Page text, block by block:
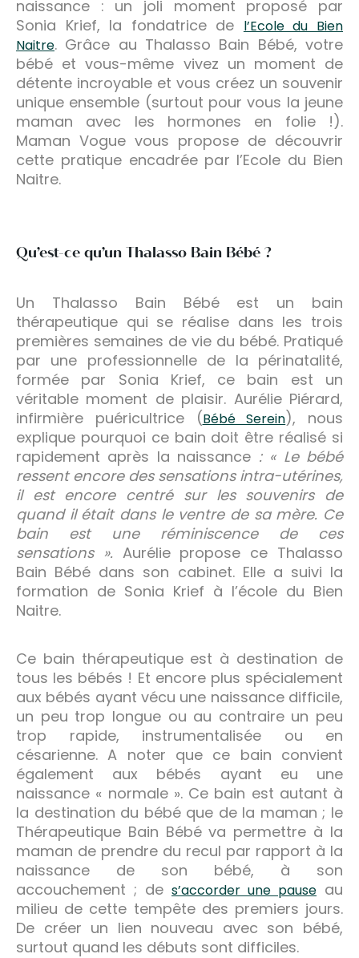
naissance : un joli moment proposé par
Sonia Krief, la fondatrice de l’Ecole du Bien
Naitre. Grâce au Thalasso Bain Bébé, votre
bébé et vous-même vivez un moment de
détente incroyable et vous créez un souvenir
unique ensemble (surtout pour vous la jeune
maman avec les hormones en folie !).
Maman Vogue vous propose de découvrir
cette pratique encadrée par l’Ecole du Bien
Naitre.
Qu’est-ce qu’un Thalasso Bain Bébé ?
Un Thalasso Bain Bébé est un bain
thérapeutique qui se réalise dans les trois
premières semaines de vie du bébé. Pratiqué
par une professionnelle de la périnatalité,
formée par Sonia Krief, ce bain est un
véritable moment de plaisir. Aurélie Piérard,
infirmière puéricultrice (Bébé Serein), nous
explique pourquoi ce bain doit être réalisé si
rapidement après la naissance : « Le bébé
ressent encore des sensations intra-utérines,
il est encore centré sur les souvenirs de
quand il était dans le ventre de sa mère. Ce
bain est une réminiscence de ces
sensations ». Aurélie propose ce Thalasso
Bain Bébé dans son cabinet. Elle a suivi la
formation de Sonia Krief à l’école du Bien
Naitre.
Ce bain thérapeutique est à destination de
tous les bébés ! Et encore plus spécialement
aux bébés ayant vécu une naissance difficile,
un peu trop longue ou au contraire un peu
trop rapide, instrumentalisée ou en
césarienne. A noter que ce bain convient
également aux bébés ayant eu une
naissance « normale ». Ce bain est autant à
la destination du bébé que de la maman ; le
Thérapeutique Bain Bébé va permettre à la
maman de prendre du recul par rapport à la
naissance de son bébé, à son
accouchement ; de s’accorder une pause au
milieu de cette tempête des premiers jours.
De créer un lien nouveau avec son bébé,
surtout quand les débuts sont difficiles.